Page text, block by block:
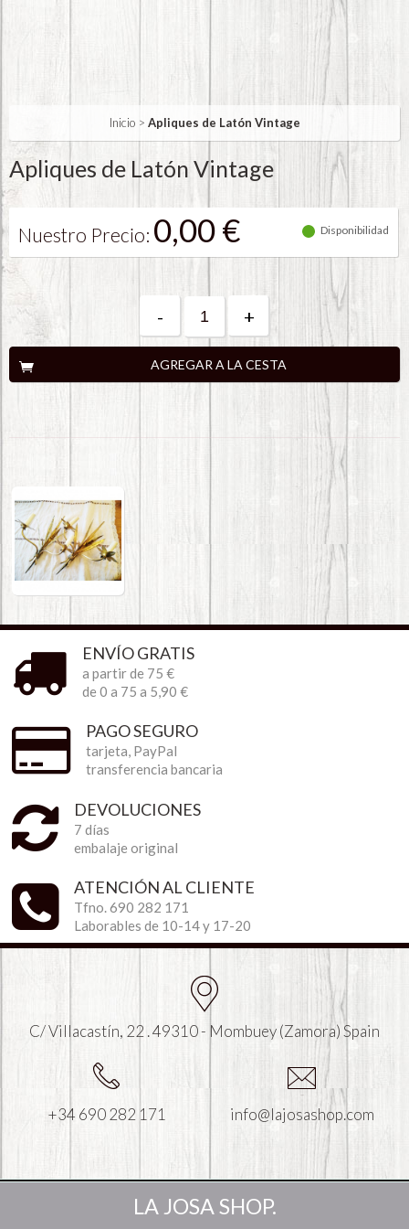
Inicio> Apliques de Latón Vintage
Apliques de Latón Vintage
Nuestro Precio: 0,00 € Disponibilidad
- +
AGREGAR A LA CESTA
ENVÍO GRATIS
a partir de 75 €
de 0 a 75 a 5,90 €
PAGO SEGURO
tarjeta, PayPal
transferencia bancaria
DEVOLUCIONES
7 días
embalaje original
ATENCIÓN AL CLIENTE
Tfno. 690 282 171
Laborables de 10-14 y 17-20
C/ Villacastín, 22 . 49310 - Mombuey (Zamora) Spain
+34 690 282 171 info@lajosashop.com
LA JOSA SHOP.